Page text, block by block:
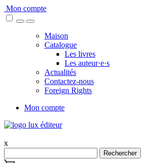
Skip
to
Mon compte
Maison
Catalogue
Les livres
Les auteur·e·s
Actualités
Contactez-nous
Foreign Rights
Mon compte
x
Rechercher